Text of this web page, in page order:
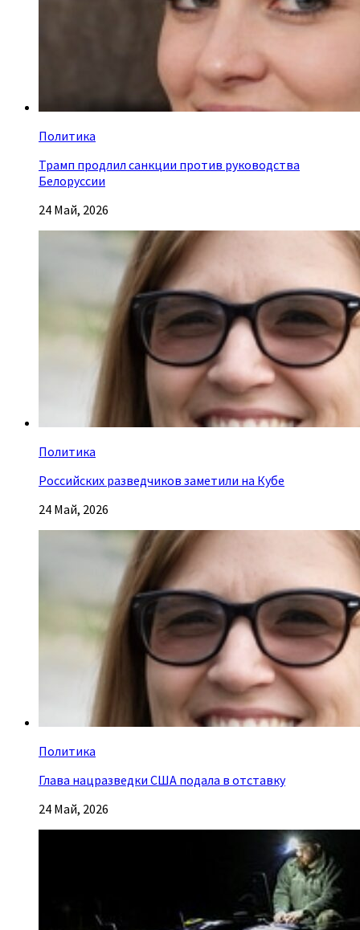
Политика
Трамп продлил санкции против руководства
Белоруссии
24 Май, 2026
Политика
Российских разведчиков заметили на Кубе
24 Май, 2026
Политика
Глава нацразведки США подала в отставку
24 Май, 2026